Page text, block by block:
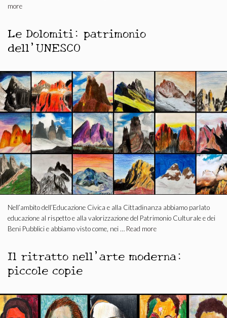
more
Le Dolomiti: patrimonio
dell’UNESCO
Nell’ambito dell’Educazione Civica e alla Cittadinanza abbiamo parlato
educazione al rispetto e alla valorizzazione del Patrimonio Culturale e dei
Beni Pubblici e abbiamo visto come, nei … Read more
Il ritratto nell’arte moderna:
piccole copie